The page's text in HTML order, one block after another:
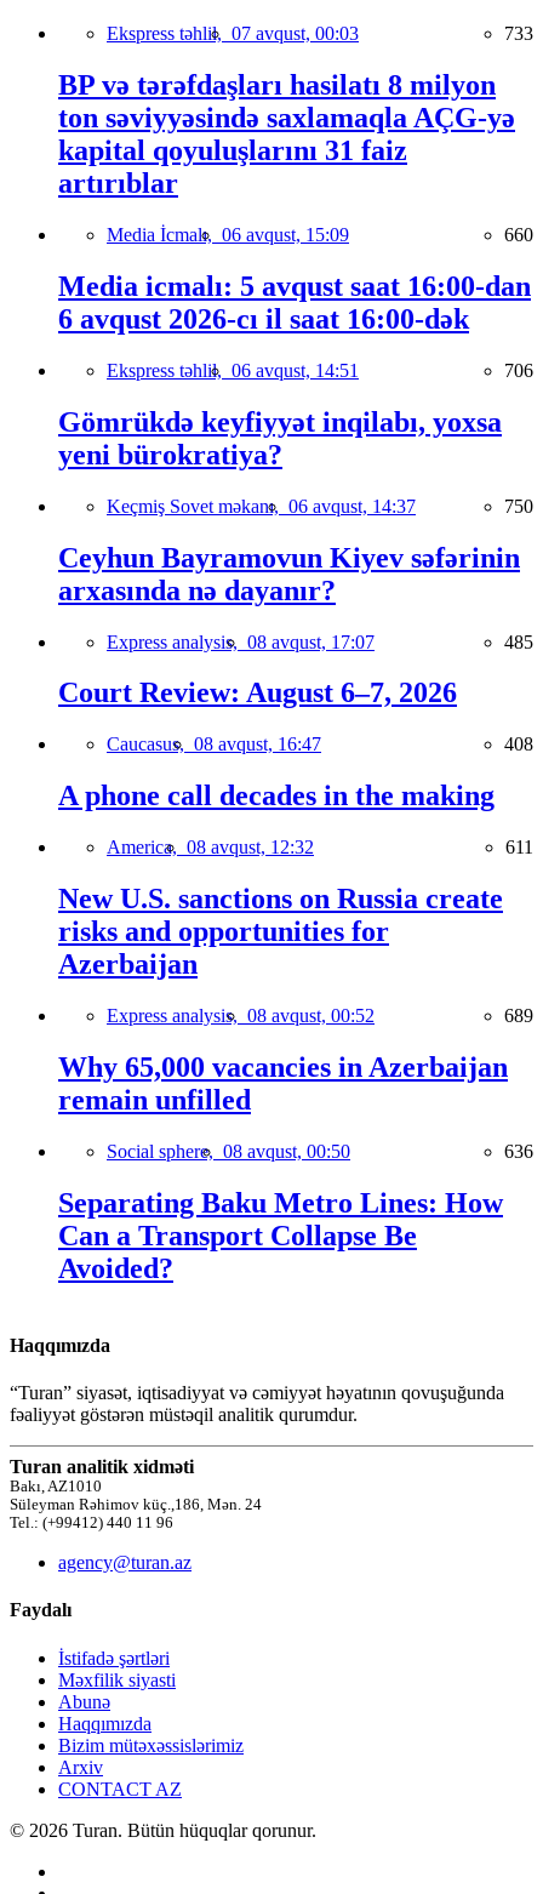
Ekspress təhlil, 07 avqust, 00:03 733
BP və tərəfdaşları hasilatı 8 milyon
ton səviyyəsində saxlamaqla AÇG-yə
kapital qoyuluşlarını 31 faiz
artırıblar
Media İcmalı, 06 avqust, 15:09 660
Media icmalı: 5 avqust saat 16:00-dan
6 avqust 2026-cı il saat 16:00-dək
Ekspress təhlil, 06 avqust, 14:51 706
Gömrükdə keyfiyyət inqilabı, yoxsa
yeni bürokratiya?
Keçmiş Sovet məkanı, 06 avqust, 14:37 750
Ceyhun Bayramovun Kiyev səfərinin
arxasında nə dayanır?
Express analysis, 08 avqust, 17:07 485
Court Review: August 6–7, 2026
Caucasus, 08 avqust, 16:47 408
A phone call decades in the making
America, 08 avqust, 12:32 611
New U.S. sanctions on Russia create
risks and opportunities for
Azerbaijan
Express analysis, 08 avqust, 00:52 689
Why 65,000 vacancies in Azerbaijan
remain unfilled
Social sphere, 08 avqust, 00:50 636
Separating Baku Metro Lines: How
Can a Transport Collapse Be
Avoided?
Haqqımızda
“Turan” siyasət, iqtisadiyyat və cəmiyyət həyatının qovuşuğunda
fəaliyyət göstərən müstəqil analitik qurumdur.
Turan analitik xidməti
Bakı, AZ1010
Süleyman Rəhimov küç.,186, Mən. 24
Tel.: (+99412) 440 11 96
agency@turan.az
Faydalı
İstifadə şərtləri
Məxfilik siyasti
Abunə
Haqqımızda
Bizim mütəxəssislərimiz
Arxiv
CONTACT AZ
© 2026 Turan. Bütün hüquqlar qorunur.